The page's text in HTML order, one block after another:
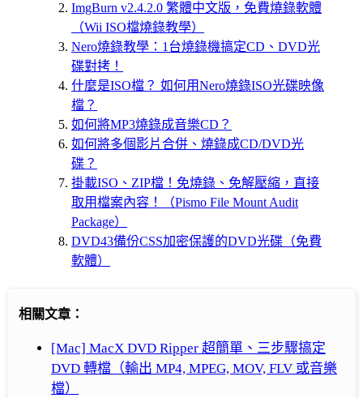
ImgBurn v2.4.2.0 繁體中文版，免費燒錄軟體
（Wii ISO檔燒錄教學）
Nero燒錄教學：1台燒錄機搞定CD、DVD光
碟對拷！
什麼是ISO檔？ 如何用Nero燒錄ISO光碟映像
檔？
如何將MP3燒錄成音樂CD？
如何將多個影片合併、燒錄成CD/DVD光
碟？
掛載ISO、ZIP檔！免燒錄、免解壓縮，直接
取用檔案內容！（Pismo File Mount Audit
Package）
DVD43備份CSS加密保護的DVD光碟（免費
軟體）
相關文章：
[Mac] MacX DVD Ripper 超簡單、三步驟搞定
DVD 轉檔（輸出 MP4, MPEG, MOV, FLV 或音樂
檔）